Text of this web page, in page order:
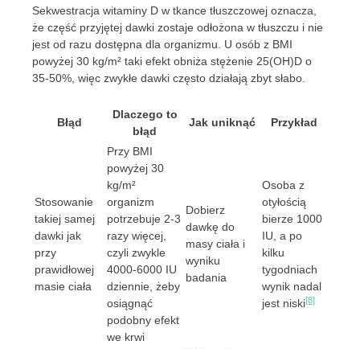
Sekwestracja witaminy D w tkance tłuszczowej oznacza,
że część przyjętej dawki zostaje odłożona w tłuszczu i nie
jest od razu dostępna dla organizmu. U osób z BMI
powyżej 30 kg/m² taki efekt obniża stężenie 25(OH)D o
35-50%, więc zwykłe dawki często działają zbyt słabo.
Błąd
Dlaczego to
błąd
Jak uniknąć Przykład
Stosowanie
takiej samej
dawki jak
przy
prawidłowej
masie ciała
Przy BMI
powyżej 30
kg/m²
organizm
potrzebuje 2-3
razy więcej,
czyli zwykle
4000-6000 IU
dziennie, żeby
osiągnąć
podobny efekt
we krwi
Dobierz
dawkę do
masy ciała i
wyniku
badania
Osoba z
otyłością
bierze 1000
IU, a po
kilku
tygodniach
wynik nadal
jest niski[8]